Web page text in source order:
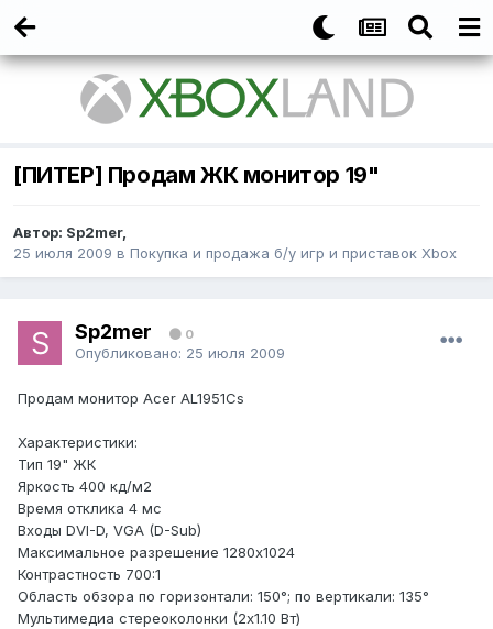
[ПИТЕР] Продам ЖК монитор 19"
Автор: Sp2mer,
25 июля 2009 в Покупка и продажа б/у игр и приставок Xbox
Sp2mer 0
Опубликовано: 25 июля 2009
Продам монитор Acer AL1951Cs
Характеристики:
Тип 19" ЖК
Яркость 400 кд/м2
Время отклика 4 мс
Входы DVI-D, VGA (D-Sub)
Максимальное разрешение 1280x1024
Контрастность 700:1
Область обзора по горизонтали: 150°; по вертикали: 135°
Мультимедиа стереоколонки (2x1.10 Вт)